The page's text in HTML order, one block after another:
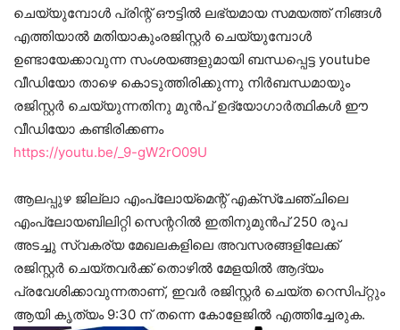
ചെയ്യുമ്പോൾ പ്രിന്റ് ഔട്ടിൽ ലഭ്യമായ സമയത്ത് നിങ്ങൾ
എത്തിയാൽ മതിയാകുംരജിസ്റ്റർ ചെയ്യുമ്പോൾ
ഉണ്ടായേക്കാവുന്ന സംശയങ്ങളുമായി ബന്ധപ്പെട്ട youtube
വീഡിയോ താഴെ കൊടുത്തിരിക്കുന്നു നിർബന്ധമായും
രജിസ്റ്റർ ചെയ്യുന്നതിനു മുൻപ് ഉദ്യോഗാർത്ഥികൾ ഈ
വീഡിയോ കണ്ടിരിക്കണം
https://youtu.be/_9-gW2rO09U
ആലപ്പുഴ ജില്ലാ എംപ്ലോയ്‌മെന്റ് എക്സ്ചേഞ്ചിലെ
എംപ്ലോയബിലിറ്റി സെന്ററിൽ ഇതിനുമുൻപ് 250 രൂപ
അടച്ചു സ്വകര്യ മേഖലകളിലെ അവസരങ്ങളിലേക്ക്
രജിസ്റ്റർ ചെയ്തവർക്ക് തൊഴിൽ മേളയിൽ ആദ്യം
പ്രവേശിക്കാവുന്നതാണ്, ഇവർ രജിസ്റ്റർ ചെയ്ത റെസിപ്റ്റും
ആയി കൃത്യം 9:30 ന് തന്നെ കോളേജിൽ എത്തിച്ചേരുക.